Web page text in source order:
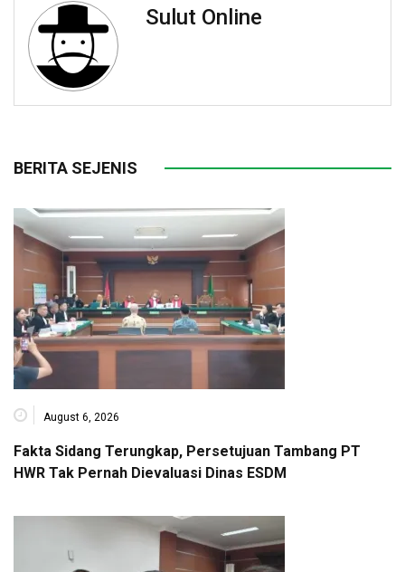
Sulut Online
BERITA SEJENIS
August 6, 2026
Fakta Sidang Terungkap, Persetujuan Tambang PT
HWR Tak Pernah Dievaluasi Dinas ESDM